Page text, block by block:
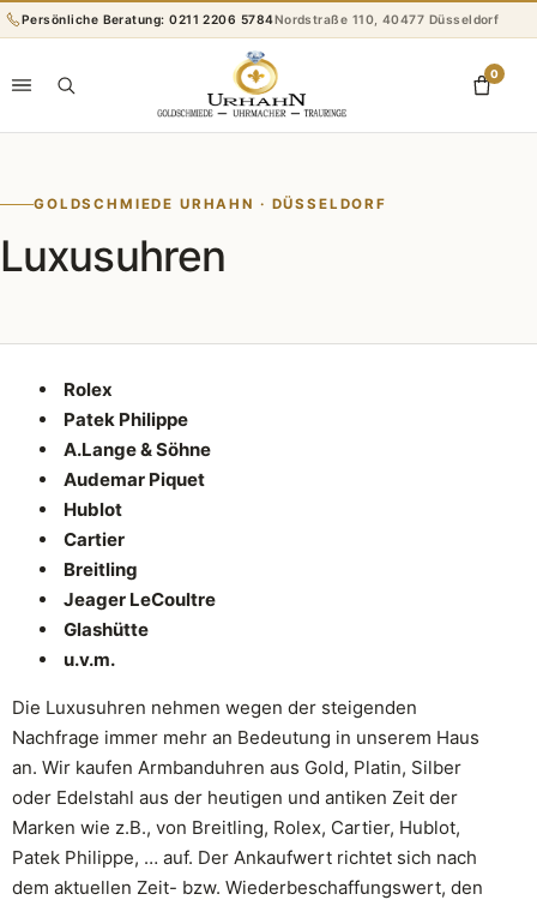
Persönliche Beratung: 0211 2206 5784Nordstraße 110, 40477 Düsseldorf
0
GOLDSCHMIEDE URHAHN · DÜSSELDORF
Luxusuhren
Rolex
Patek Philippe
A.Lange & Söhne
Audemar Piquet
Hublot
Cartier
Breitling
Jeager LeCoultre
Glashütte
u.v.m.
Die Luxusuhren nehmen wegen der steigenden
Nachfrage immer mehr an Bedeutung in unserem Haus
an. Wir kaufen Armbanduhren aus Gold, Platin, Silber
oder Edelstahl aus der heutigen und antiken Zeit der
Marken wie z.B., von Breitling, Rolex, Cartier, Hublot,
Patek Philippe, … auf. Der Ankaufwert richtet sich nach
dem aktuellen Zeit- bzw. Wiederbeschaffungswert, den